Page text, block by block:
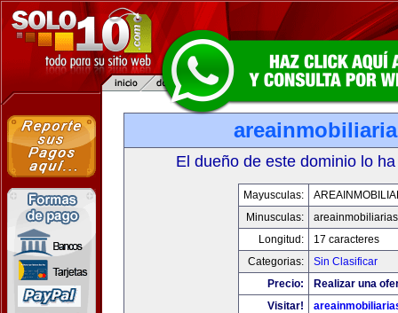
El dueño de este dominio lo
Mayusculas:
Minusculas:
Longitud:
17 caracteres
Categorias:
Sin Clasificar
Precio:
Realizar una
Visitar!